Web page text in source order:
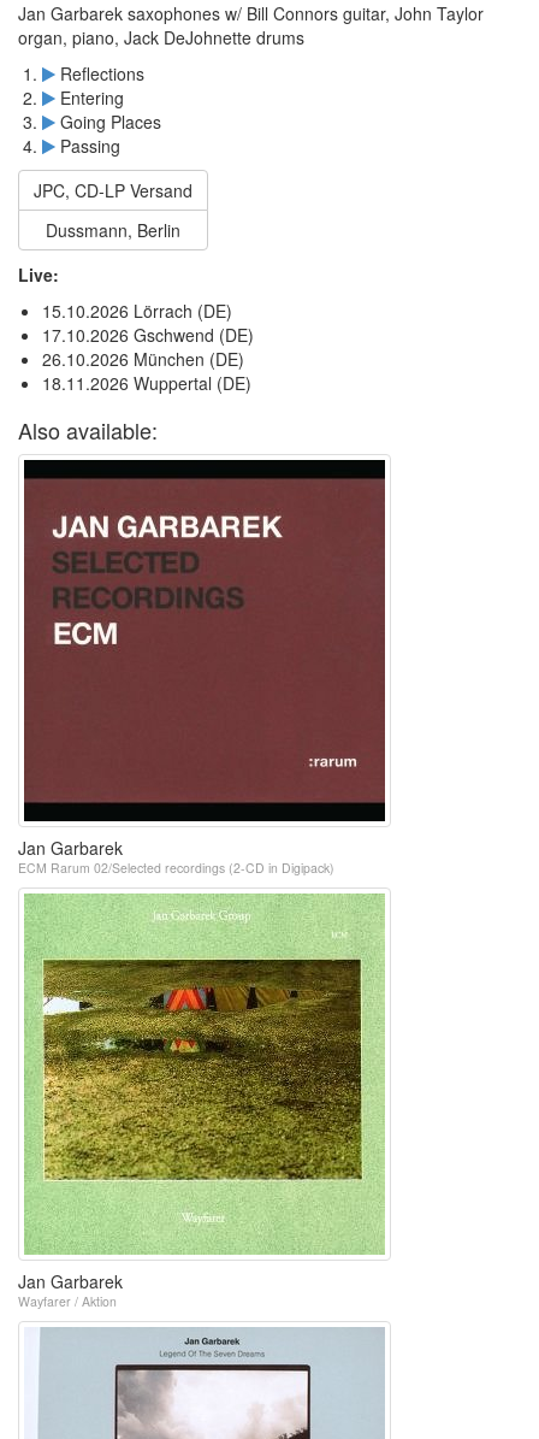
Jan Garbarek saxophones w/ Bill Connors guitar, John Taylor
organ, piano, Jack DeJohnette drums
Reflections
Entering
Going Places
Passing
JPC, CD-LP Versand
Dussmann, Berlin
Live:
15.10.2026 Lörrach (DE)
17.10.2026 Gschwend (DE)
26.10.2026 München (DE)
18.11.2026 Wuppertal (DE)
Also available:
Jan Garbarek
ECM Rarum 02/Selected recordings (2-CD in Digipack)
Jan Garbarek
Wayfarer / Aktion